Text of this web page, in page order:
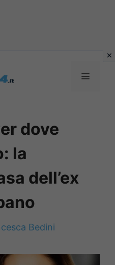
MENU
dove
la
dell’ex
Bedini